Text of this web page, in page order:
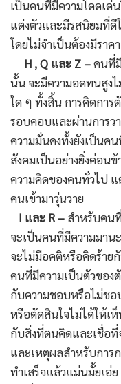
เป็นคนที่มีความโดดเด่
แต่งตัวและมีรสนิยมที่ดี
โดยไม่จำเป็นต้องมีราค
H , Q และ Z –คนที่
นั้น จะมีความอดทนสูงไ
ใด ๆ ทั้งสิ้น การคิดการ
รอบคอบและผ่านการว
ความมั่นคงทั้งยังเป็นค
สังคมเป็นอย่างยิ่งค่อน
ความคิดของคนทั่วไป
คนเข้ามาวุ่นวาย
I และ R – สำหรับคน
จะเป็นคนที่มีความมาน
จะไม่มีอคติหรือคิดร้าย
คนที่มีความเป็นตัวของ
กับความชอบหรือไม่ช
หรือตัดสินใจไม่ได้ให้เ
กับสิ่งที่ตนคิดและเชื่อที่
และเหตุผลสำหรับการ
ทำเสร็จแล้วแม่นมั้ยเอ่